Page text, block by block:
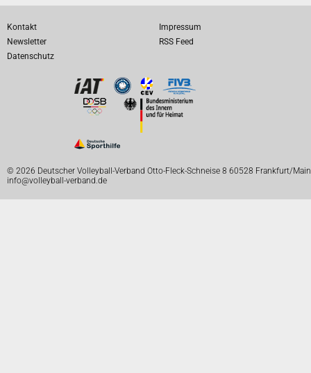
Kontakt
Impressum
Newsletter
RSS Feed
Datenschutz
© 2026 Deutscher Volleyball-Verband Otto-Fleck-Schneise 8 60528 Frankfurt/Main
info@volleyball-verband.de